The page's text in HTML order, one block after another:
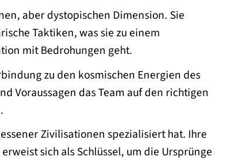
aber dystopischen Dimension. Sie
Taktiken, was sie zu einem
mit Bedrohungen geht.
zu den kosmischen Energien des
Voraussagen das Team auf den richtigen
Zivilisationen spezialisiert hat. Ihre
sich als Schlüssel, um die Ursprünge